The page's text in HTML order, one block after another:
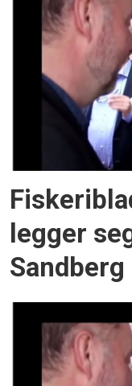
legger
Sandberg